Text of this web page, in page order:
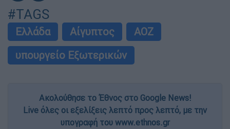
#TAGS
Ελλάδα Αίγυπτος
ΑΟΖ
υπουργείο Εξωτερικών
Ακολούθησε το Έθνος στο Google News!
Live όλες οι εξελίξεις λεπτό προς λεπτό, με την
υπογραφή του www.ethnos.gr